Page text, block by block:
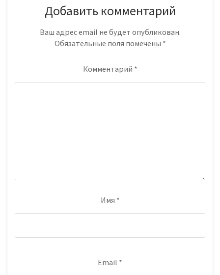
Добавить комментарий
Ваш адрес email не будет опубликован.
Обязательные поля помечены *
Комментарий *
Имя *
Email *